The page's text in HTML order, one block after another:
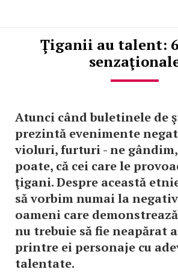
Ţiganii au talent:
Atunci când buletinele de
prezintă evenimente
violuri, furturi - ne
poate, că cei care le
ţigani. Despre această
să vorbim numai la
oameni care
nu trebuie să fie neapărat
printre ei personaje cu
talentate.